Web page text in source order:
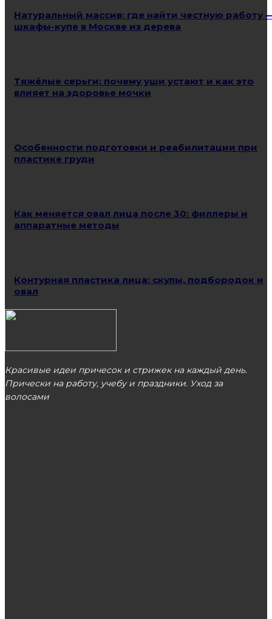
Натуральный массив: где найти честную работу
шкафы-купе в Москве из дерева
Тяжёлые серьги: почему уши устают и как это
влияет на здоровье мочки
Особенности подготовки и реабилитации при
пластике груди
Как меняется овал лица после 30: филлеры и
аппаратные методы
Контурная пластика лица: скулы, подбородок и
овал
Красивые идеи причесок и стрижек на каждый день.
Прически на работу, учебу и праздники. Уход за
волосами